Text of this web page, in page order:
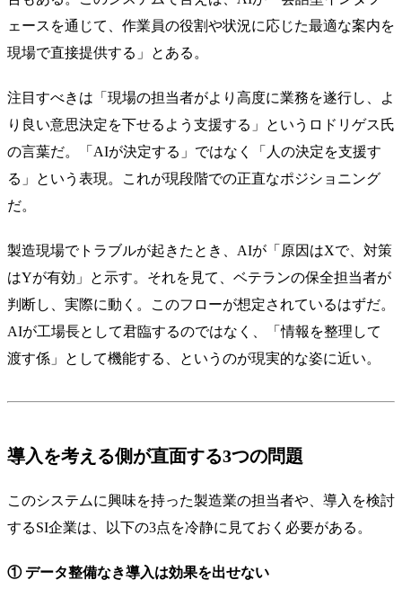
ェースを通じて、作業員の役割や状況に応じた最適な案内を
現場で直接提供する」とある。
注目すべきは「現場の担当者がより高度に業務を遂行し、よ
り良い意思決定を下せるよう支援する」というロドリゲス氏
の言葉だ。「AIが決定する」ではなく「人の決定を支援す
る」という表現。これが現段階での正直なポジショニング
だ。
製造現場でトラブルが起きたとき、AIが「原因はXで、対策
はYが有効」と示す。それを見て、ベテランの保全担当者が
判断し、実際に動く。このフローが想定されているはずだ。
AIが工場長として君臨するのではなく、「情報を整理して
渡す係」として機能する、というのが現実的な姿に近い。
導入を考える側が直面する3つの問題
このシステムに興味を持った製造業の担当者や、導入を検討
するSI企業は、以下の3点を冷静に見ておく必要がある。
① データ整備なき導入は効果を出せない